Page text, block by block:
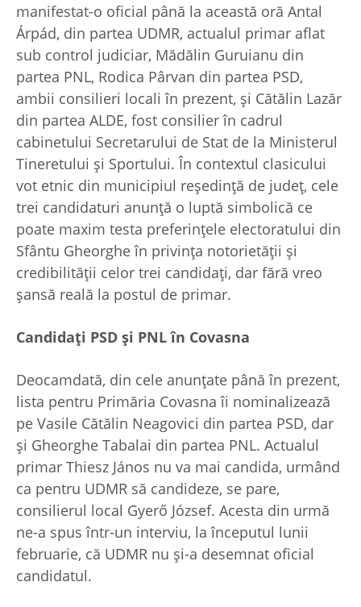
manifestat-o oficial până la această oră Antal
Árpád, din partea UDMR, actualul primar aflat
sub control judiciar, Mădălin Guruianu din
partea PNL, Rodica Pârvan din partea PSD,
ambii consilieri locali în prezent, și Cătălin Lazăr
din partea ALDE, fost consilier în cadrul
cabinetului Secretarului de Stat de la Ministerul
Tineretului şi Sportului. În contextul clasicului
vot etnic din municipiul reședință de județ, cele
trei candidaturi anunță o luptă simbolică ce
poate maxim testa preferințele electoratului din
Sfântu Gheorghe în privința notorietății și
credibilității celor trei candidați, dar fără vreo
șansă reală la postul de primar.
Candidați PSD și PNL în Covasna
Deocamdată, din cele anunțate până în prezent,
lista pentru Primăria Covasna îi nominalizează
pe Vasile Cătălin Neagovici din partea PSD, dar
și Gheorghe Tabalai din partea PNL. Actualul
primar Thiesz János nu va mai candida, urmând
ca pentru UDMR să candideze, se pare,
consilierul local Gyerő József. Acesta din urmă
ne-a spus într-un interviu, la începutul lunii
februarie, că UDMR nu şi-a desemnat oficial
candidatul.